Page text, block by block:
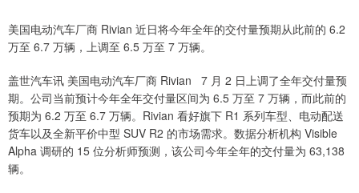
美国电动汽车厂商 Rivian 近日将今年全年的交付量预期从此前的 6.2
万至 6.7 万辆，上调至 6.5 万至 7 万辆。
盖世汽车讯 美国电动汽车厂商 Rivian 7 月 2 日上调了全年交付量预
期。公司当前预计今年全年交付量区间为 6.5 万至 7 万辆，而此前的
预期为 6.2 万至 6.7 万辆。Rivian 看好旗下 R1 系列车型、电动配送
货车以及全新平价中型 SUV R2 的市场需求。数据分析机构 Visible
Alpha 调研的 15 位分析师预测，该公司今年全年的交付量为 63,138
辆。